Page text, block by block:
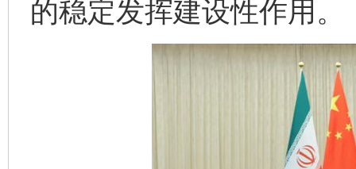
的稳定发挥建设性作用。